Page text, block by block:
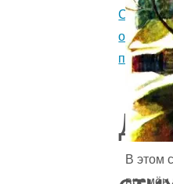
о
природе.
В этом
времён